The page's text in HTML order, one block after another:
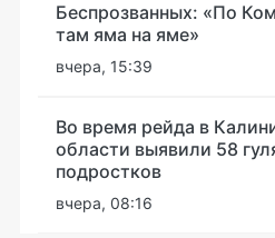
Беспрозванных: «По
там яма на яме»
вчера, 15:39
Во время рейда в
области выявили 58
подростков
вчера, 08:16